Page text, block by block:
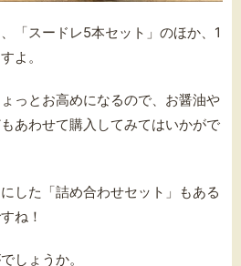
「スードレ5本セット」のほか、1
よ。
っとお高めになるので、お醤油や
あわせて購入してみてはいかがで
した「詰め合わせセット」もある
ね！
しょうか。